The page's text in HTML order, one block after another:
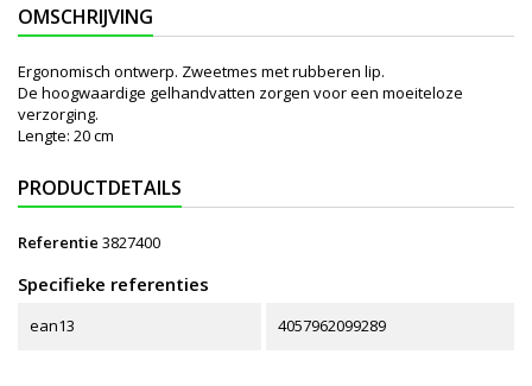
OMSCHRIJVING
Ergonomisch ontwerp. Zweetmes met rubberen lip.
De hoogwaardige gelhandvatten zorgen voor een moeiteloze
verzorging.
Lengte: 20 cm
PRODUCTDETAILS
Referentie 3827400
Specifieke referenties
ean13 4057962099289